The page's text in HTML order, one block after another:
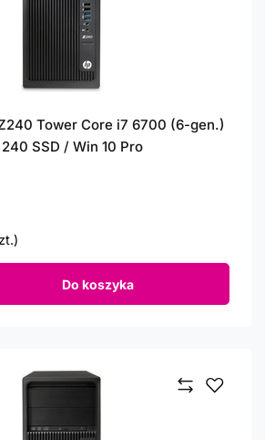
Tower Core i7 6700 (6-gen.)
SSD / Win 10 Pro
Do koszyka